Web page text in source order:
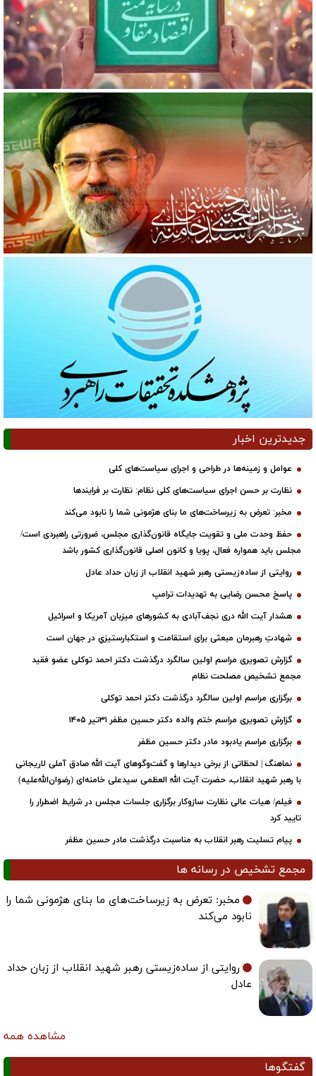
جدیدترین اخبار
عوامل و زمینه‌ها در طراحی و اجرای سیاست‌های کلی
نظارت بر حسن اجرای سیاست‌های کلی نظام: نظارت بر فرایندها
مخبر: تعرض به زیرساخت‌های ما بنای هژمونی شما را نابود می‌کند
حفظ وحدت ملی و تقویت جایگاه قانون‌گذاری مجلس، ضرورتی راهبردی است/
مجلس باید همواره فعال، پویا و کانون اصلی قانون‌گذاری کشور باشد
روایتی از ساده‌زیستی رهبر شهید انقلاب از زبان حداد عادل
پاسخ محسن رضایی به تهدیدات ترامپ
هشدار آیت الله دری نجف‌آبادی به کشورهای میزبان آمریکا و اسرائیل
شهادتِ رهبرمان مبعثی برای استقامت و استکبارستیزیِ در جهان است
گزارش تصویری مراسم اولین سالگرد درگذشت دکتر احمد توکلی عضو فقید
مجمع تشخیص مصلحت نظام
برگزاری مراسم اولین سالگرد درگذشت دکتر احمد توکلی
گزارش تصویری مراسم ختم والده دکتر حسین مظفر ۳۱تیر ۱۴۰۵
برگزاری مراسم یادبود مادر دکتر حسین مظفر
نماهنگ | لحظاتی از برخی دیدارها و گفت‌وگوهای آیت ‌الله صادق آملی لاریجانی
با رهبر شهید انقلاب، حضرت آیت‌ الله العظمی سیدعلی خامنه‌ای (رضوان‌الله‌علیه)
فیلم/ هیات عالی نظارت سازوکار برگزاری جلسات مجلس در شرایط اضطرار را
تایید کرد
پیام تسلیت رهبر انقلاب به مناسبت درگذشت مادر حسین مظفر
مجمع تشخیص در رسانه ها
مخبر: تعرض به زیرساخت‌های ما بنای هژمونی شما را
نابود می‌کند
روایتی از ساده‌زیستی رهبر شهید انقلاب از زبان حداد
عادل
مشاهده همه
گفتگوها